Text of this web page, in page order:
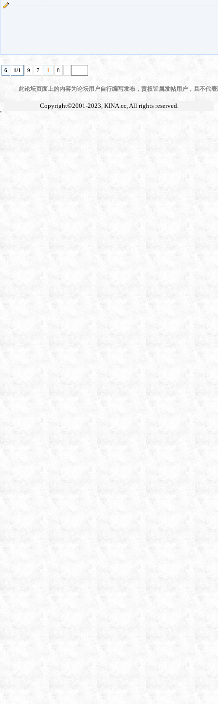
6 1/1 9 7 1 8 :
此论坛页面上的内容为论坛用户自行编写发布，责权皆属发帖用户，且不代
Copyright©2001-2023, KINA.cc, All rights reserved.